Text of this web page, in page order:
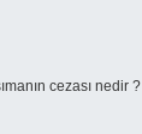
cezası nedir ?